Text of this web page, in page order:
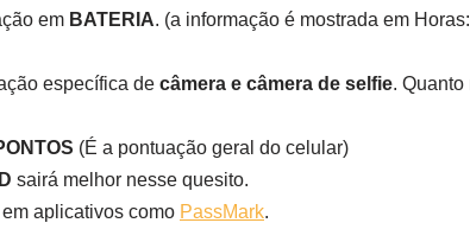
em BATERIA. (a informação é mostrada em
específica de câmera e câmera de selfie. Quanto
(É a pontuação geral do celular)
sairá melhor nesse quesito.
aplicativos como PassMark.